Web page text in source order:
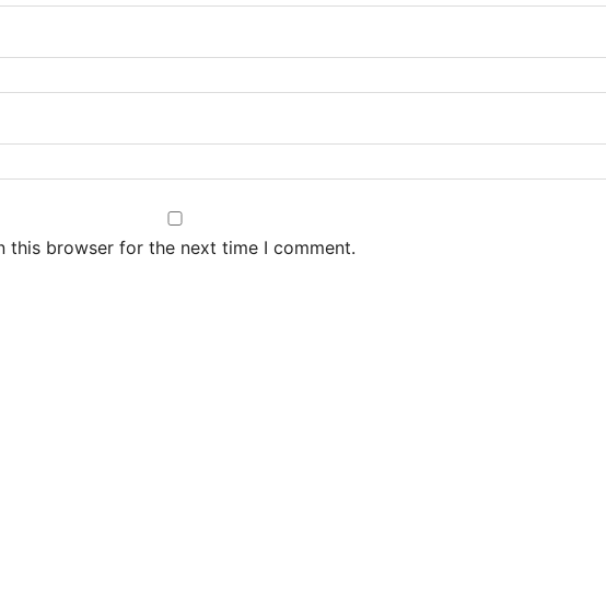
this browser for the next time I comment.